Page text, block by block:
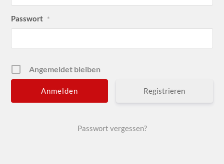
Passwort *
Angemeldet bleiben
Registrieren
Passwort vergessen?